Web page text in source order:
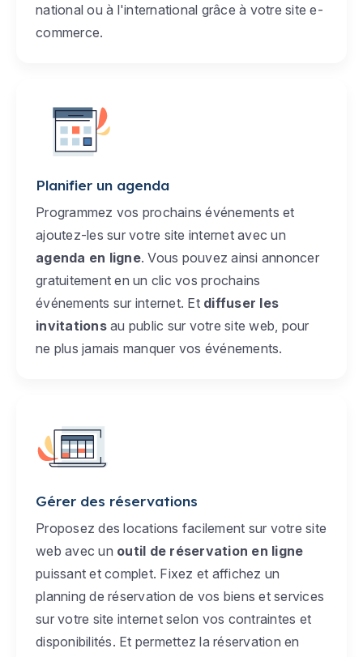
national ou à l'international grâce à votre site e-
commerce.
Planifier un agenda
Programmez vos prochains événements et
ajoutez-les sur votre site internet avec un
agenda en ligne. Vous pouvez ainsi annoncer
gratuitement en un clic vos prochains
événements sur internet. Et diffuser les
invitationsau public sur votre site web, pour
ne plus jamais manquer vos événements.
Gérer des réservations
Proposez des locations facilement sur votre site
web avec un outil de réservation en ligne
puissant et complet. Fixez et affichez un
planning de réservation de vos biens et services
sur votre site internet selon vos contraintes et
disponibilités. Et permettez la réservation en